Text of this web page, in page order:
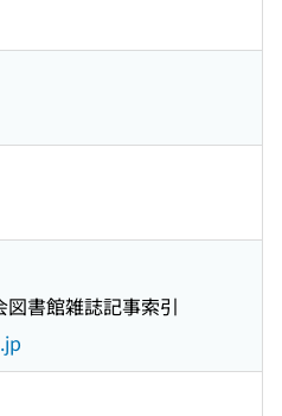
書館雑誌記事索引